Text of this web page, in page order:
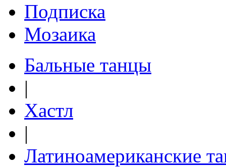
Подписка
Мозаика
Бальные танцы
|
Хастл
|
Латиноамериканские